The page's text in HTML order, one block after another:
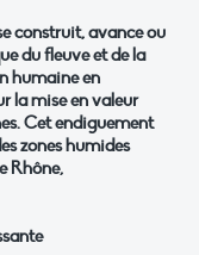
construit, avance ou
du fleuve et de la
humaine en
la mise en valeur
Cet endiguement
zones humides
Rhône,